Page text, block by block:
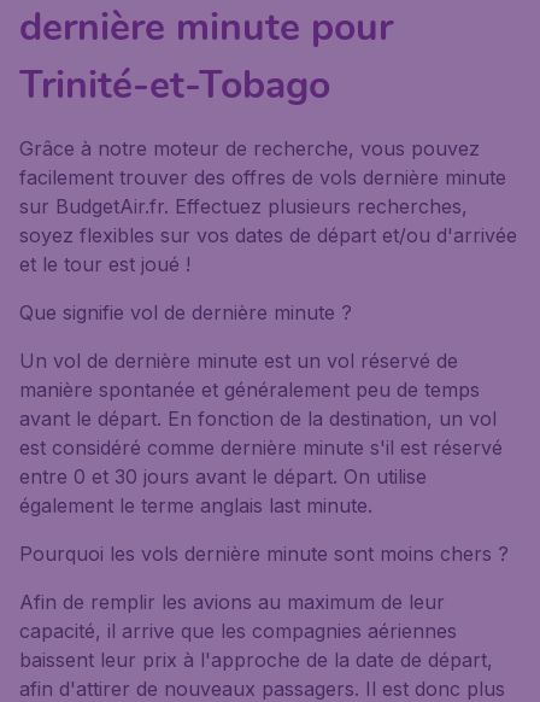
dernière minute pour
Trinité-et-Tobago
Grâce à notre moteur de recherche, vous pouvez
facilement trouver des offres de vols dernière minute
sur BudgetAir.fr. Effectuez plusieurs recherches,
soyez flexibles sur vos dates de départ et/ou d'arrivée
et le tour est joué !
Que signifie vol de dernière minute ?
Un vol de dernière minute est un vol réservé de
manière spontanée et généralement peu de temps
avant le départ. En fonction de la destination, un vol
est considéré comme dernière minute s'il est réservé
entre 0 et 30 jours avant le départ. On utilise
également le terme anglais last minute.
Pourquoi les vols dernière minute sont moins chers ?
Afin de remplir les avions au maximum de leur
capacité, il arrive que les compagnies aériennes
baissent leur prix à l'approche de la date de départ,
afin d'attirer de nouveaux passagers. Il est donc plus